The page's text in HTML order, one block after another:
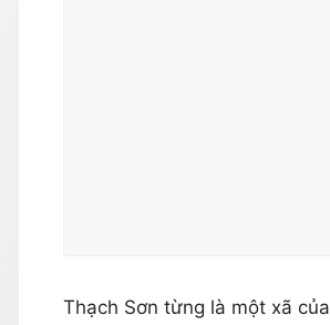
Thạch Sơn từng là một xã của